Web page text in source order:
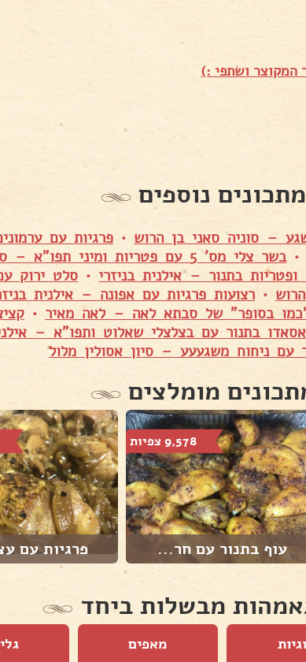
המקוצר ושתפי :)
מתכונים נוספים
– סוניה סאני בן הרוש •פרגיות עם
•
בשר צלי מס' 5 עם פטריות ומיני תפו"א
בתנור – אילנית בניזרי • סלט ירוק
•רצועות פרגיות עם אפונה – אילנית
בסופר" של סבתא לאה – לאה מאיר •
אסאדו בתנור עם בצלצלי שאלוט ותפו"א –
עם ניחוח משגעעע – סיון אסולין מלול
מומלצים
9,578 צפיות
עוף בתנור עם חר... פרגיות עם
מבשלות ביחד
מאפים